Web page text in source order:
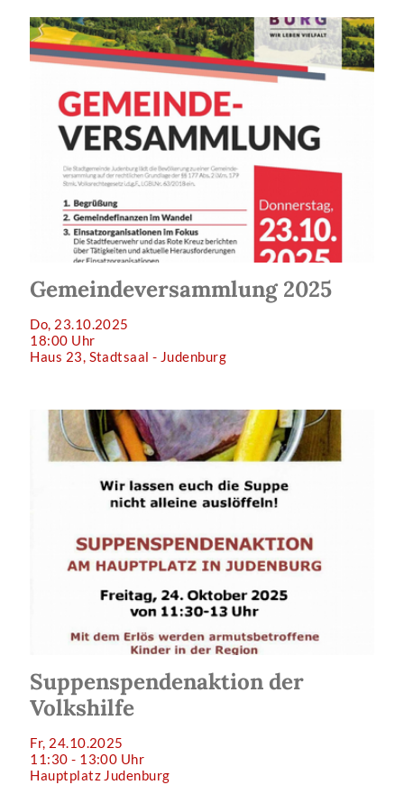
Gemeindeversammlung 2025
Do, 23.10.2025
18:00 Uhr
Haus 23, Stadtsaal - Judenburg
Suppenspendenaktion der
Volkshilfe
Fr, 24.10.2025
11:30 - 13:00 Uhr
Hauptplatz Judenburg